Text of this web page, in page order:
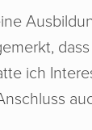
ich